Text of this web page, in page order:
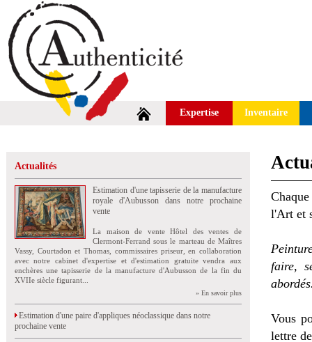
Expertise Inventaire
Actualités
Estimation d'une tapisserie de la manufacture
royale d'Aubusson dans notre prochaine
vente
La maison de vente Hôtel des ventes de
Clermont-Ferrand sous le marteau de Maîtres
Vassy, Courtadon et Thomas, commissaires priseur, en collaboration
avec notre cabinet d'expertise et d'estimation gratuite vendra aux
enchères une tapisserie de la manufacture d'Aubusson de la fin du
XVIIe siècle figurant...
» En savoir plus
Estimation d'une paire d'appliques néoclassique dans notre
prochaine vente
l'Art et
faire,
Vous
lettre